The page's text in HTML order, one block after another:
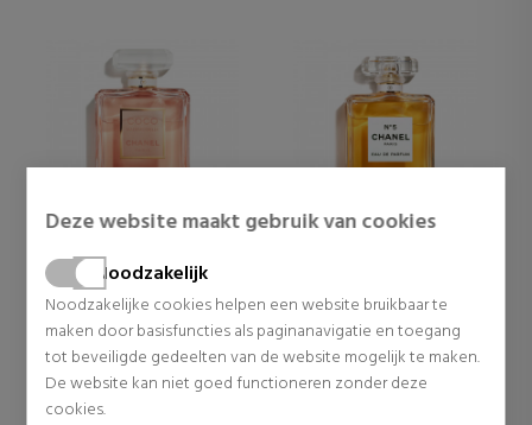
Deze website maakt gebruik van cookies
Noodzakelijk
Noodzakelijke cookies helpen een website bruikbaar te
maken door basisfuncties als paginanavigatie en toegang
tot beveiligde gedeelten van de website mogelijk te maken.
De website kan niet goed functioneren zonder deze
cookies.
CHANEL
Coco Mademoiselle Eau
De Parfum Spray
73,95 €
Nº5 Eau De Parfum
Spray
84,47 €